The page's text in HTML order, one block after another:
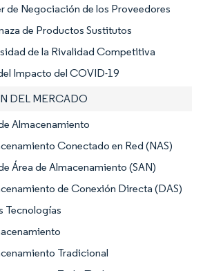
de Negociación de los Proveedores
de Productos Sustitutos
de la Rivalidad Competitiva
Impacto del COVID-19
DEL MERCADO
Almacenamiento
Conectado en Red (NAS)
Área de Almacenamiento (SAN)
de Conexión Directa (DAS)
Tecnologías
Tradicional